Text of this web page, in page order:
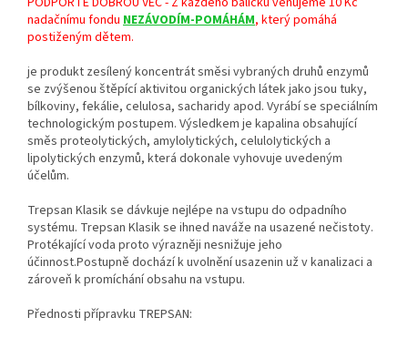
nadačnímu fondu NEZÁVODÍM-POMÁHÁM, který pomáhá
postiženým dětem.
je produkt zesílený koncentrát směsi vybraných druhů enzymů
se zvýšenou štěpící aktivitou organických látek jako jsou tuky,
bílkoviny, fekálie, celulosa, sacharidy apod. Vyrábí se speciálním
technologickým postupem. Výsledkem je kapalina obsahující
směs proteolytických, amylolytických, celuloIytických a
lipolytických enzymů, která dokonale vyhovuje uvedeným
účelům.
Trepsan Klasik se dávkuje nejlépe na vstupu do odpadního
systému. Trepsan Klasik se ihned naváže na usazené nečistoty.
Protékající voda proto výrazněji nesnižuje jeho
účinnost.Postupně dochází k uvolnění usazenin už v kanalizaci a
zároveň k promíchání obsahu na vstupu.
Přednosti přípravku TREPSAN: